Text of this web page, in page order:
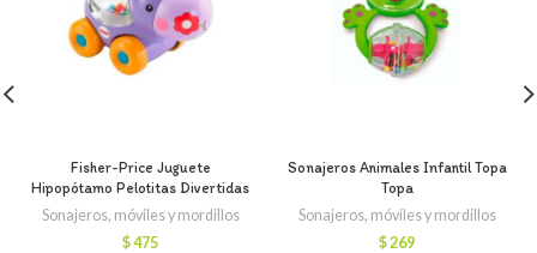
Fisher-Price Juguete
Hipopótamo Pelotitas Divertidas
Sonajeros, móviles y mordillos
$475
Sonajeros Animales Infantil Topa
Topa
Sonajeros, móviles y mordillos
$269